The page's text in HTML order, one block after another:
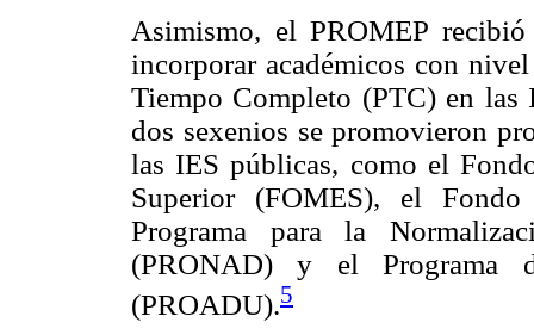
Asimismo, el PROMEP
incorporar académicos con
Tiempo Completo (PTC) en las
dos sexenios se promovieron
las IES públicas, como el
Superior (FOMES), el
Programa para la
(PRONAD) y el Programa
(PROADU).5